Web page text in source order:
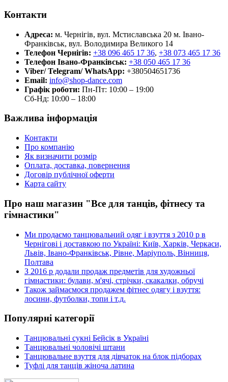
Контакти
Адреса: м. Чернігів, вул. Мстиславська 20 м. Івано-
Франківськ, вул. Володимира Великого 14
Телефон Чернігів: +38 096 465 17 36, +38 073 465 17 36
Телефон Івано-Франківськ: +38 050 465 17 36
Viber/ Telegram/ WhatsApp: +380504651736
Email: info@shop-dance.com
Графік роботи: Пн-Пт: 10:00 – 19:00
Сб-Нд: 10:00 – 18:00
Важлива інформація
Контакти
Про компанію
Як визначити розмір
Оплата, доставка, повернення
Договір публічної оферти
Карта сайту
Про наш магазин "Все для танців, фітнесу та
гімнастики"
Ми продаємо танцювальний одяг і взуття з 2010 р в
Чернігові і доставкою по Україні: Київ, Харків, Черкаси,
Львів, Івано-Франківськ, Рівне, Маріуполь, Вінниця,
Полтава
З 2016 р додали продаж предметів для художньої
гімнастики: булави, м'ячі, стрічки, скакалки, обручі
Також займаємося продажем фітнес одягу і взуття:
лосини, футболки, топи і т.д.
Популярні категорії
Танцювальні сукні Бейсік в Україні
Танцювальні чоловічі штани
Танцювальне взуття для дівчаток на блок підборах
Туфлі для танців жіноча латина